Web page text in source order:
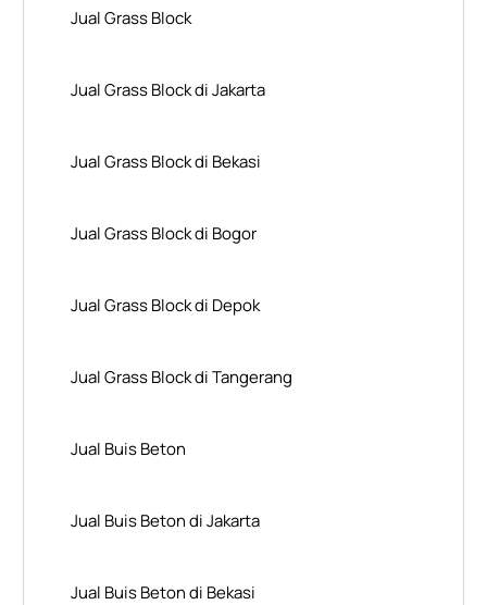
Jual Grass Block
Jual Grass Block di Jakarta
Jual Grass Block di Bekasi
Jual Grass Block di Bogor
Jual Grass Block di Depok
Jual Grass Block di Tangerang
Jual Buis Beton
Jual Buis Beton di Jakarta
Jual Buis Beton di Bekasi